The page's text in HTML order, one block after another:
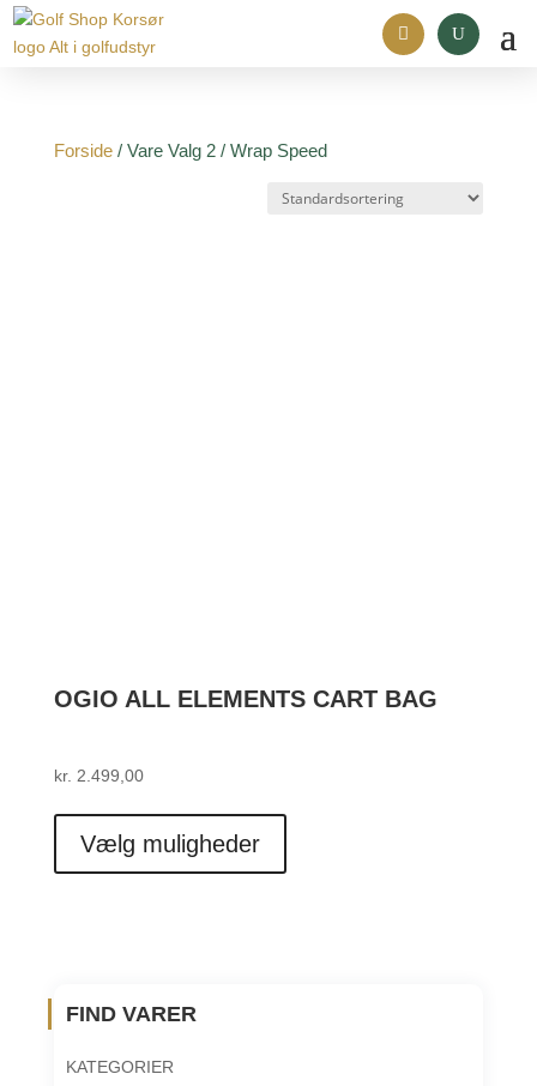
Forside/ Vare Valg 2 / Wrap Speed
OGIO ALL ELEMENTS CART BAG
kr. 2.499,00
Vælg muligheder
FIND VARER
KATEGORIER